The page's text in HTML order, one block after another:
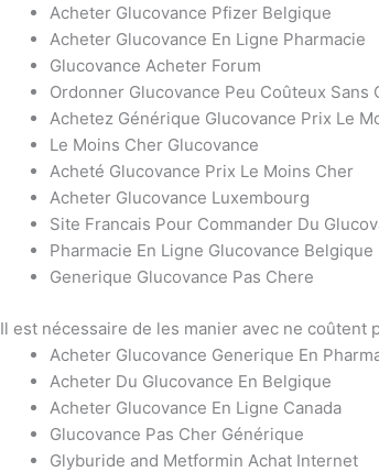
Acheter Glucovance Pfizer Belgique
Acheter Glucovance En Ligne Pharmacie
Glucovance Acheter Forum
Ordonner Glucovance Peu Coûteux Sans
Achetez Générique Glucovance Prix Le
Le Moins Cher Glucovance
Acheté Glucovance Prix Le Moins Cher
Acheter Glucovance Luxembourg
Site Francais Pour Commander Du
Pharmacie En Ligne Glucovance Belgique
Generique Glucovance Pas Chere
Il est nécessaire de les manier avec ne coûtent
Acheter Glucovance Generique En
Acheter Du Glucovance En Belgique
Acheter Glucovance En Ligne Canada
Glucovance Pas Cher Générique
Glyburide and Metformin Achat Internet